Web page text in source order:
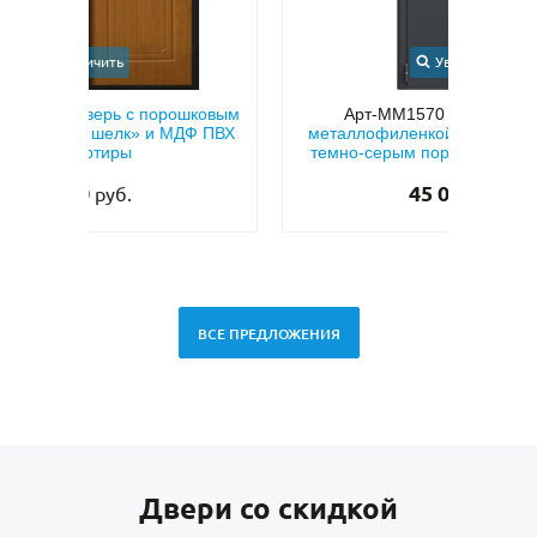
Арт-ММ1570
Входная дверь с
металлофиленкой, бугельной ручкой и
темно-серым порошковым покрытием
ВСЕ ПРЕДЛОЖЕНИЯ
Двери со скидкой